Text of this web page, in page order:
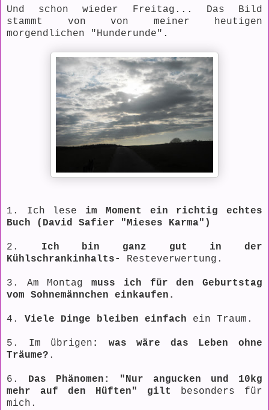
Und schon wieder Freitag... Das Bild
stammt von von meiner heutigen
morgendlichen "Hunderunde".
1. Ich lese im Moment ein richtig echtes
Buch (David Safier "Mieses Karma")
2.
Ich bin ganz gut in der
Kühlschrankinhalts-
Resteverwertung.
3. Am Montagmuss ich für den Geburtstag
vom Sohnemännchen einkaufen.
4. Viele Dinge bleiben einfach ein Traum.
5. Im übrigen : was wäre das Leben ohne
Träume? .
6. Das Phänomen: "Nur angucken und 10kg
mehr auf den Hüften" gilt besonders für
mich.